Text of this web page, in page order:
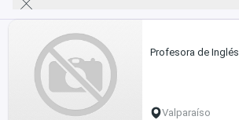
Profesora de Inglés
Valparaíso